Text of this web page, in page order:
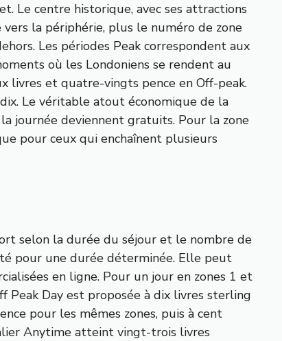
Le centre historique, avec ses attractions
la périphérie, plus le numéro de zone
Les périodes Peak correspondent aux
où les Londoniens se rendent au
livres et quatre-vingts pence en Off-peak.
Le véritable atout économique de la
journée deviennent gratuits. Pour la zone
pour ceux qui enchaînent plusieurs
selon la durée du séjour et le nombre de
pour une durée déterminée. Elle peut
en ligne. Pour un jour en zones 1 et
Peak Day est proposée à dix livres sterling
pour les mêmes zones, puis à cent
Anytime atteint vingt-trois livres